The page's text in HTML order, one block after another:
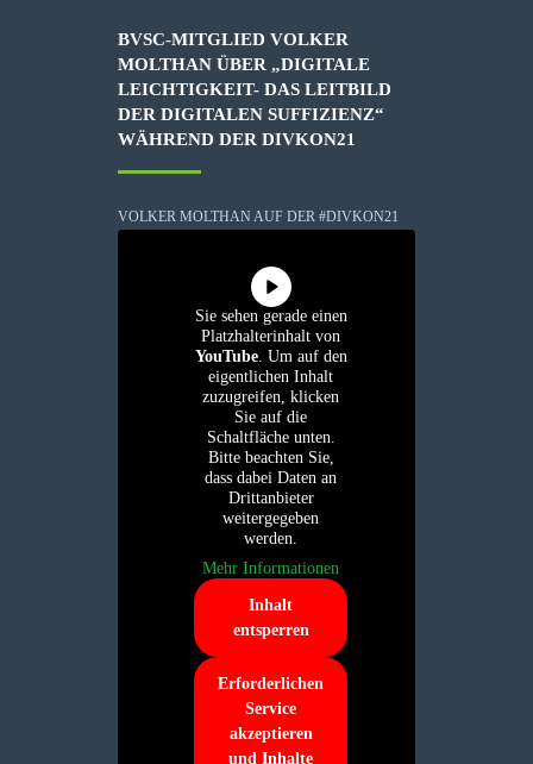
BVSC-MITGLIED VOLKER
MOLTHAN ÜBER „DIGITALE
LEICHTIGKEIT- DAS LEITBILD
DER DIGITALEN SUFFIZIENZ“
WÄHREND DER DIVKON21
VOLKER MOLTHAN AUF DER #DIVKON21
Sie sehen gerade einen
Platzhalterinhalt von
YouTube. Um auf den
eigentlichen Inhalt
zuzugreifen, klicken
Sie auf die
Schaltfläche unten.
Bitte beachten Sie,
dass dabei Daten an
Drittanbieter
weitergegeben
werden.
Mehr Informationen
Inhalt
entsperren
Erforderlichen
Service
akzeptieren
und Inhalte